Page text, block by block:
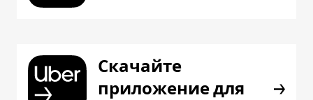
Скачайте
приложение для